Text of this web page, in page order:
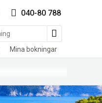
040-80 788
Mina bokningar